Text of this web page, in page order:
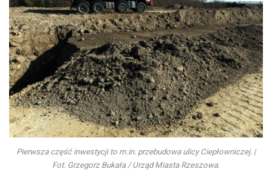
Pierwsza część inwestycji to m.in. przebudowa ulicy Ciepłowniczej. |
Fot. Grzegorz Bukała / Urząd Miasta Rzeszowa.